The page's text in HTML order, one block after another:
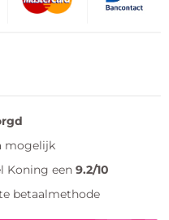
mogelijk
Koning een9.2/10
betaalmethode